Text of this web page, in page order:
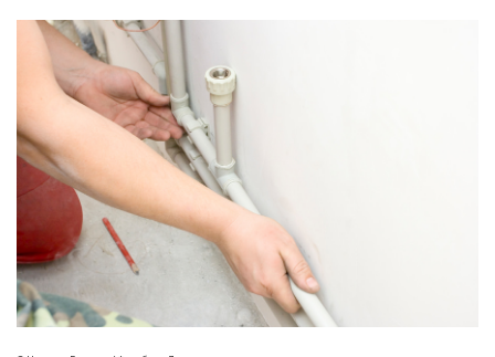
Акции
Новости
Статьи
Объявления
Контакты
Город: Колумбус